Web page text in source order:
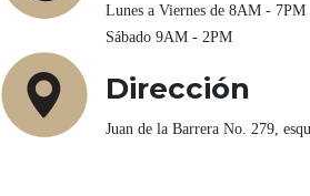
Lunes a Viernes de 8AM - 7PM
Sábado 9AM - 2PM
Dirección
Juan de la Barrera No. 279,